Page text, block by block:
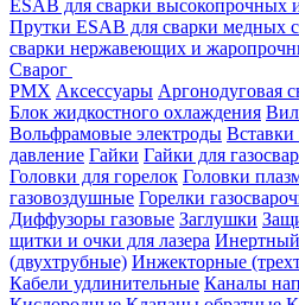
ESAB для сварки высокопрочных
Прутки ESAB для сварки медных
сварки нержавеющих и
Сварог
PMX Аксессуары Аргонодуговая
Блок жидкостного охлаждения
Вольфрамовые электроды Вставки
давление Гайки Гайки для
Головки для горелок Головки
газовоздушные Горелки
Диффузоры газовые Заглушки
щитки и очки для лазера Инертный
(двухтрубные) Инжекторные
Кабели удлинительные Каналы